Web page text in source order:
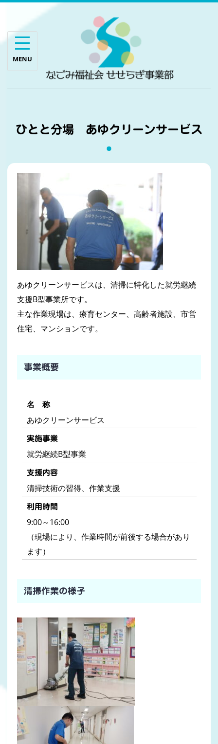
content
ひとと分場 あゆクリーンサービス
あゆクリーンサービスは、清掃に特化した就労継続
支援B型事業所です。
主な作業現場は、療育センター、高齢者施設、市営
住宅、マンションです。
事業概要
名 称
あゆクリーンサービス
実施事業
就労継続B型事業
支援内容
清掃技術の習得、作業支援
利用時間
9:00～16:00
（現場により、作業時間が前後する場合があり
ます）
清掃作業の様子